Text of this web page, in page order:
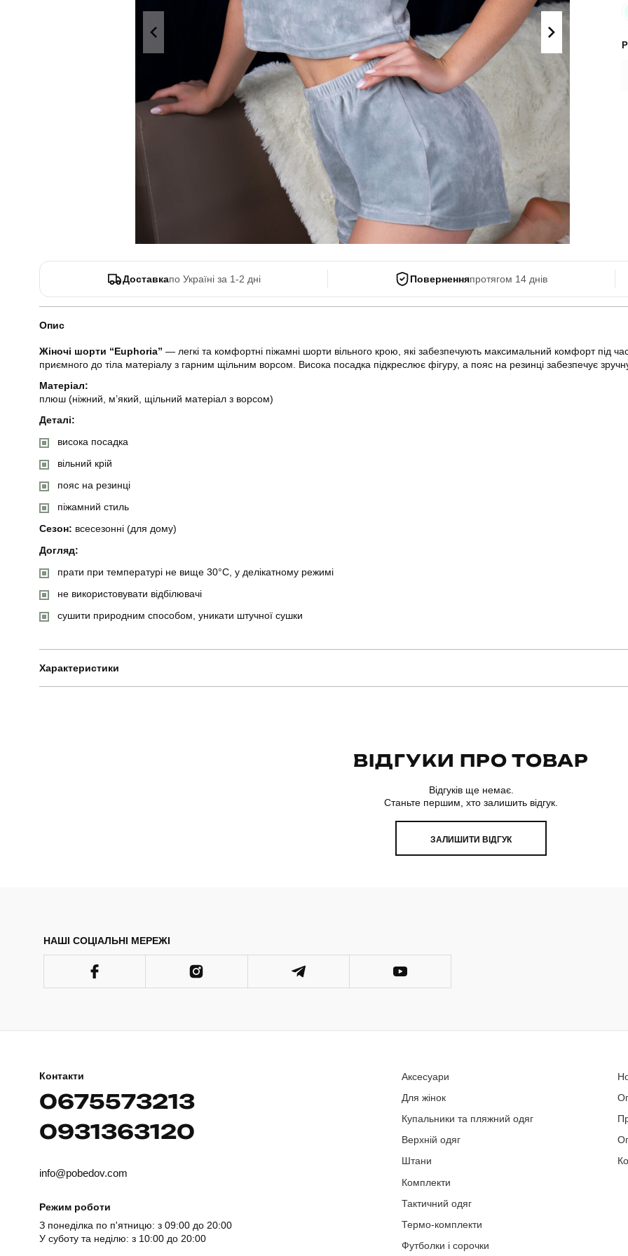
Літні комплекти
Комбінезони
Спортивні
костюми
Кежуал
Поло
Сорочки
Футболки
ХУДІ, СВІТШОТИ, СВЕТРИ
Кофти
Светри
Світшоти
Худі
Боді
Доставкапо Україні за 1-2 дні Поверненняпротягом 14 днів
Опис
Жіночі шорти “Euphoria” — легкі та комфортні піжамні шорти вільного крою, які забезпечують максимальний комфорт під
приємного до тіла матеріалу з гарним щільним ворсом. Висока посадка підкреслює фігуру, а пояс на резинці забезпечує
Матеріал:
плюш (ніжний, м’який, щільний матеріал з ворсом)
Деталі:
висока посадка
вільний крій
пояс на резинці
піжамний стиль
Сезон: всесезонні (для дому)
Догляд:
прати при температурі не вище 30°C, у делікатному режимі
не використовувати відбілювачі
сушити природним способом, уникати штучної сушки
Характеристики
Стиль
немає Колір
плюш
ВІДГУКИ ПРО ТОВАР
Відгуків ще немає.
Станьте першим, хто залишить відгук.
ЗАЛИШИТИ ВІДГУК
НАШІ СОЦІАЛЬНІ МЕРЕЖІ
Контакти
0675573213
0931363120
info@pobedov.com
Режим роботи
З понеділка по п'ятницю: з 09:00 до 20:00
У суботу та неділю: з 10:00 до 20:00
Аксесуари
Для жінок
Купальники та пляжний одяг
Верхній одяг
Штани
Комплекти
Тактичний одяг
Термо-комплекти
Футболки і сорочки